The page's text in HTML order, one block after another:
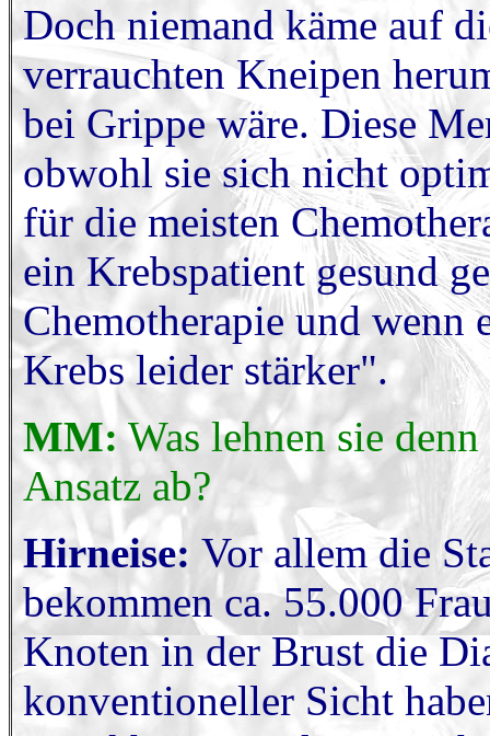
Doch niemand käme auf
verrauchten Kneipen
bei Grippe wäre. Diese
obwohl sie sich nicht
für die meisten
ein Krebspatient gesund
Chemotherapie und wenn
Krebs leider stärker".
MM:Was lehnen sie
Ansatz ab?
Hirneise: Vor allem die
bekommen ca. 55.000
Knoten in der Brust die
konventioneller Sicht